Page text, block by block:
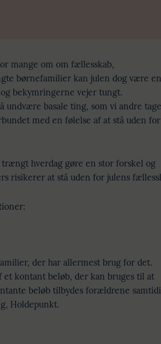
mange om om fællesskab,
børnefamilier kan julen dog være en
bekymringerne vejer tungt.
undvære basale ting, som vi andre
med en følelse af at stå uden for
hverdag gøre en stor forskel og
risikerer at stå uden for julens
der har allermest brug for det.
kontant beløb, der kan bruges til at
beløb tilbydes forældrene
Holdepunkt.